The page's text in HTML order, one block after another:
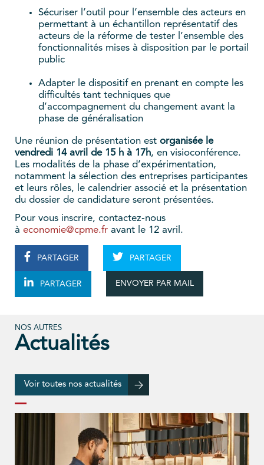
Sécuriser l’outil pour l’ensemble des acteurs en
permettant à un échantillon représentatif des
acteurs de la réforme de tester l’ensemble des
fonctionnalités mises à disposition par le portail
public
Adapter le dispositif en prenant en compte les
difficultés tant techniques que
d’accompagnement du changement avant la
phase de généralisation
Une réunion de présentation est organisée le
vendredi 14 avril de 15 h à 17h, en visioconférence.
Les modalités de la phase d’expérimentation,
notamment la sélection des entreprises participantes
et leurs rôles, le calendrier associé et la présentation
du dossier de candidature seront présentées.
Pour vous inscrire, contactez-nous
à economie@cpme.fr avant le 12 avril.
PARTAGER PARTAGER
PARTAGER ENVOYER PAR MAIL
NOS AUTRES
Actualités
Voir toutes nos actualités